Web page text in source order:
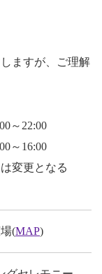
ますが、ご理解
～22:00
～16:00
変更となる
(MAP)